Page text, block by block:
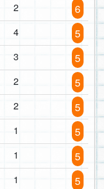
2 6
4 5
3 5
2 5
2 5
1 5
1 5
1 5